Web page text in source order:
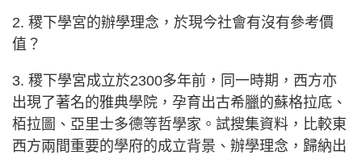
2. 稷下學宮的辦學理念，於現今社會有沒有參考價
值？
3. 稷下學宮成立於2300多年前，同一時期，西方亦
出現了著名的雅典學院，孕育出古希臘的蘇格拉底、
栢拉圖、亞里士多德等哲學家。試搜集資料，比較東
西方兩間重要的學府的成立背景、辦學理念，歸納出